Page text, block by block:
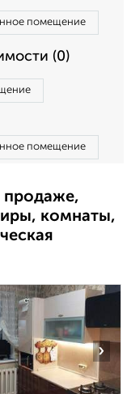
помещение
(0)
помещение
продаже,
комнаты,
›